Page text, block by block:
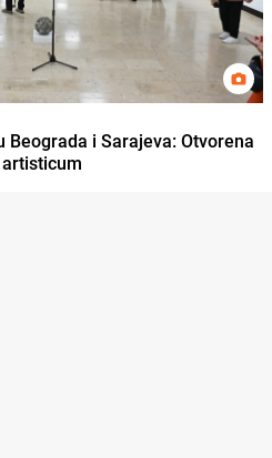
i Sarajeva: Otvorena